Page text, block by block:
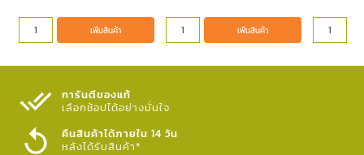
เพิ่มสินค้า เพิ่มสินค้า
การันตีของแท้
เลือกช้อปได้อย่างมั่นใจ​
คืนสินค้าได้ภายใน 14 วัน
หลังได้รับสินค้า*